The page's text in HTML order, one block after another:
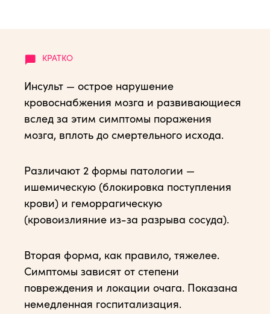
Инсульт — острое нарушение
кровоснабжения мозга и развивающиеся
вслед за этим симптомы поражения
мозга, вплоть до смертельного исхода.
Различают 2 формы патологии —
ишемическую (блокировка поступления
крови) и геморрагическую
(кровоизлияние из-за разрыва сосуда).
Вторая форма, как правило, тяжелее.
Симптомы зависят от степени
повреждения и локации очага. Показана
немедленная госпитализация.